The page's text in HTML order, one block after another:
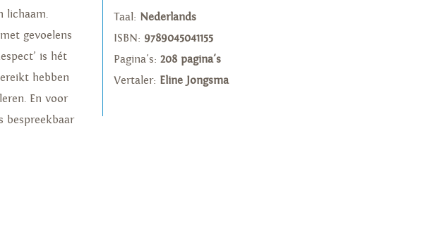
lichaam.
gevoelens
is hét
hebben
En voor
bespreekbaar
Taal: Nederlands
ISBN: 9789045041155
Pagina's: 208 pagina's
Vertaler: Eline Jongsma